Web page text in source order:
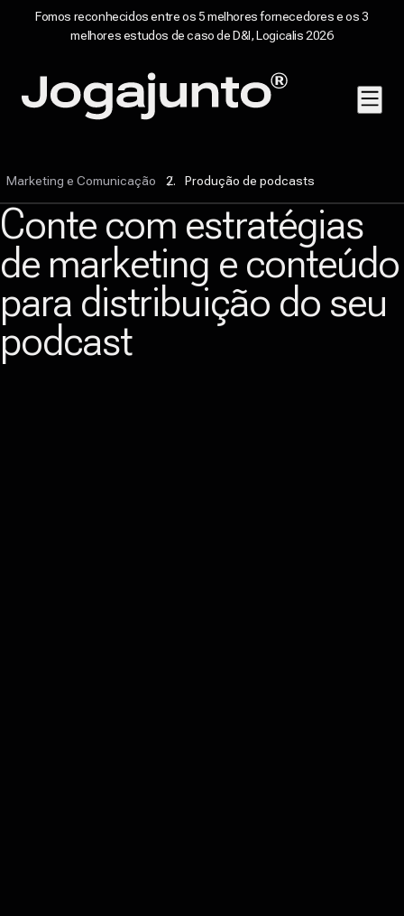
Pular para o conteúdo
Fomos reconhecidos entre os 5 melhores fornecedores e os 3
melhores estudos de caso de D&I, Logicalis 2026
Marketing e Comunicação Produção de podcasts
Conte com estratégias
de marketing e conteúdo
para distribuição do seu
podcast